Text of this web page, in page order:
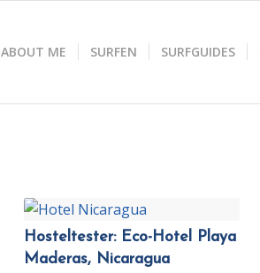
ABOUT ME SURFEN SURFGUIDES
Hosteltester: Eco-Hotel Playa
Maderas, Nicaragua